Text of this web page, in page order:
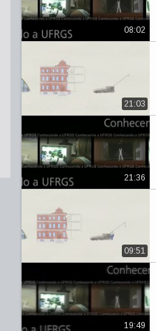
08:02
21:03
21:36
09:51
19:49